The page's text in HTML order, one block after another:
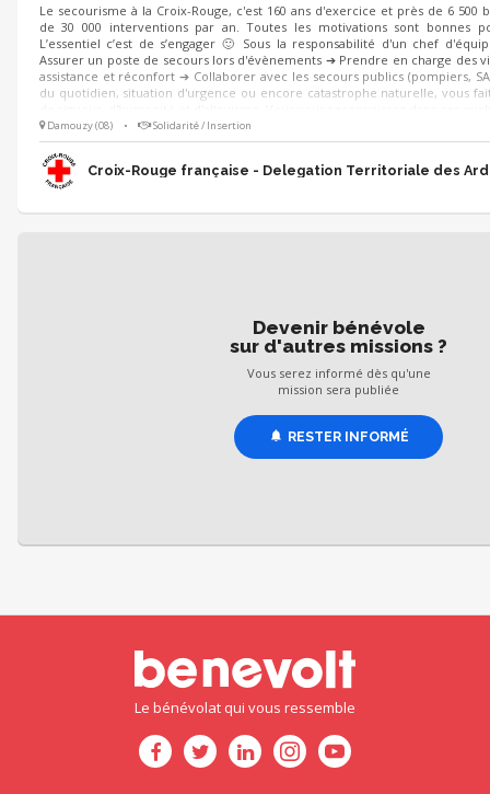
Le secourisme à la Croix-Rouge, c'est 160 ans d'exercice et près de 6 500
de 30 000 interventions par an. Toutes les motivations sont bonnes
L’essentiel c’est de s’engager 🙂 Sous la responsabilité d'un chef
Assurer un poste de secours lors d'évènements ➔ Prendre en charge des
assistance et réconfort ➔ Collaborer avec les secours publics (pompiers,
du quotidien, situation d'urgence ou encore catastrophe naturelle, vous
Damouzy (08) • Solidarité / Insertion
Croix-Rouge française - Delegation Territoriale des
Devenir bénévole
sur d'autres missions ?
Vous serez informé dès qu'une
mission sera publiée
RESTER INFORMÉ
Le bénévolat qui vous ressemble